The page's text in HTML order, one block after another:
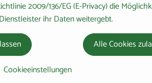
Schwierigkeit:
einfach Zutaten
2009/136/EG (E-Privacy) die
ihr Daten weitergebt.
Cookieeinstellungen
Alle Cookies